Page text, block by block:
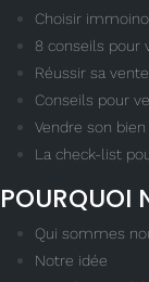
Choisir
8 conseils pour
Réussir sa
Conseils pour
Vendre son
La check-list
POURQUOI
Qui sommes
Notre idée